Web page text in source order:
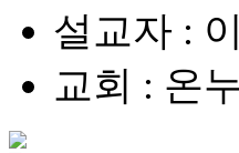
설교자 :
교회 : 온